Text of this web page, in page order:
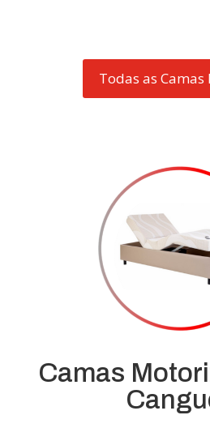
Todas as
Camas